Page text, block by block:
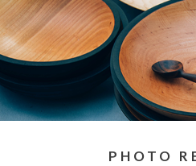
PHOTO